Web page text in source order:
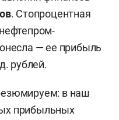
. Стопроцентная
— ее прибыль
рублей.
в наш
прибыльных